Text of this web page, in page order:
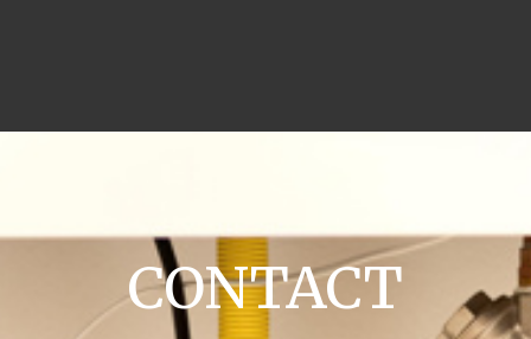
CONTACT